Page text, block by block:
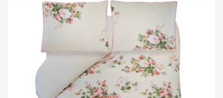
Avaa tuotekuva suurennettuna